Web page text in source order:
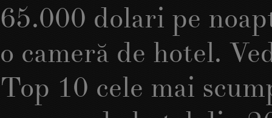
65.000 dolari pe
o cameră de hotel.
Top 10 cele mai